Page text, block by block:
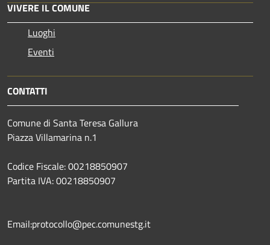
VIVERE IL COMUNE
Luoghi
Eventi
CONTATTI
Comune di Santa Teresa Gallura
Piazza Villamarina n.1
Codice Fiscale: 00218850907
Partita IVA: 00218850907
Email:protocollo@pec.comunestg.it